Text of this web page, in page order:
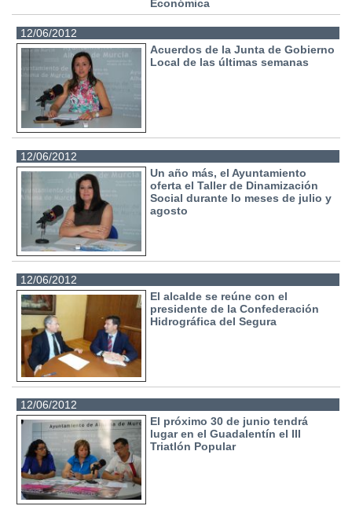
Económica
12/06/2012
Acuerdos de la Junta de Gobierno
Local de las últimas semanas
12/06/2012
Un año más, el Ayuntamiento
oferta el Taller de Dinamización
Social durante lo meses de julio y
agosto
12/06/2012
El alcalde se reúne con el
presidente de la Confederación
Hidrográfica del Segura
12/06/2012
El próximo 30 de junio tendrá
lugar en el Guadalentín el III
Triatlón Popular